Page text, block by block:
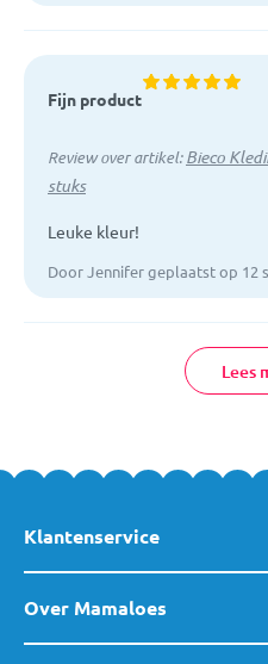
Fijn product
Review over artikel:Bieco
stuks
Leuke kleur!
Door Jennifer geplaatst op 12
Lees
Klantenservice
Over Mamaloes